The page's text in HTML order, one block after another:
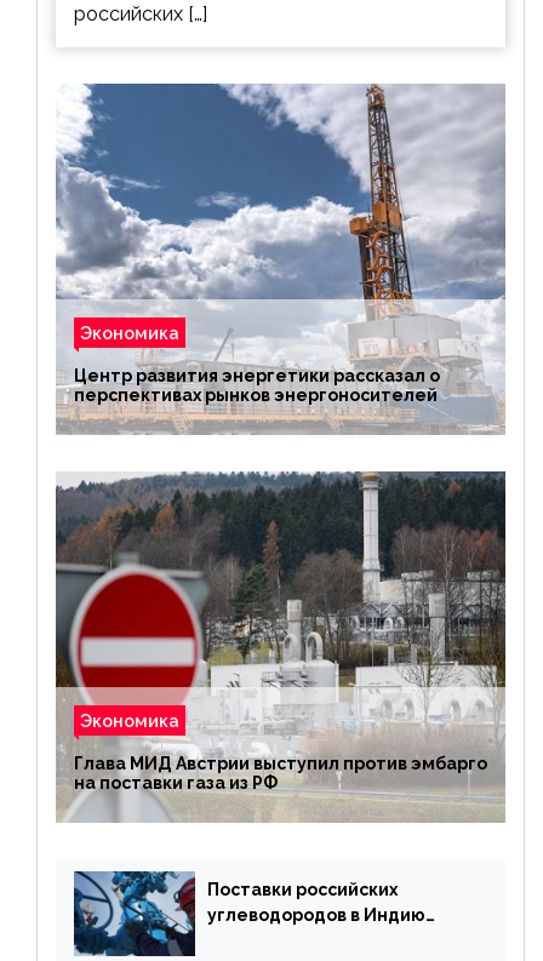
российских […]
Экономика
Центр развития энергетики рассказал о
перспективах рынков энергоносителей
Экономика
Глава МИД Австрии выступил против эмбарго
на поставки газа из РФ
Поставки российских
углеводородов в Индию